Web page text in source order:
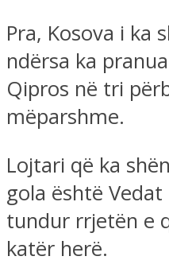
Pra, Kosova i ka
ndërsa ka
Qipros në tri
mëparshme.
Lojtari që ka
gola është
tundur rrjetën e
katër herë.